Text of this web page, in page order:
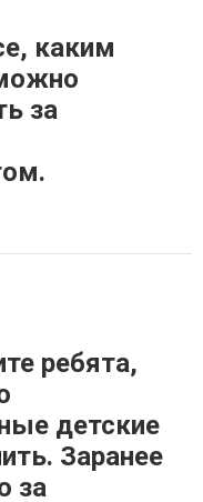
каким
за
ребята,
детские
Заранее
за